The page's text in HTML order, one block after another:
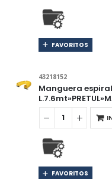
FAVORITOS
43218152
Manguera
FAVORITOS